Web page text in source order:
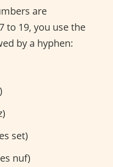
are
to 19, you use the
by a hyphen:
set)
nuf)